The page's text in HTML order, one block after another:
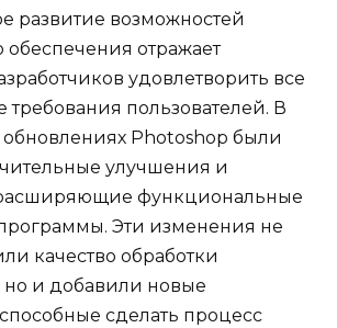
развитие возможностей
отражает
удовлетворить все
требования пользователей. В
Photoshop были
улучшения и
функциональные
Эти изменения не
качество обработки
и добавили новые
сделать процесс